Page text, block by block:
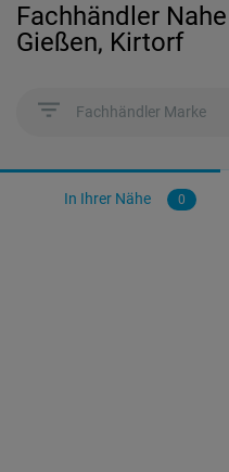
Fachhändler
Gießen, Kirtorf
Fachhändler Marke
In Ihrer Nähe 0